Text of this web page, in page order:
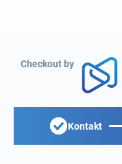
Checkout by
Kontakt